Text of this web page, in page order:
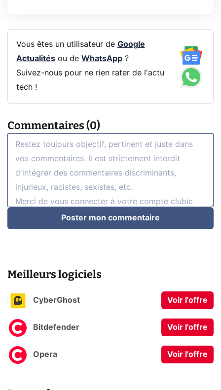
Vous êtes un utilisateur de Google
Actualitésou de WhatsApp?
Suivez-nous pour ne rien rater de l'actu
tech !
Commentaires (0)
Poster mon commentaire
Meilleurs logiciels
CyberGhost Voir l'offre
Bitdefender Voir l'offre
Opera Voir l'offre